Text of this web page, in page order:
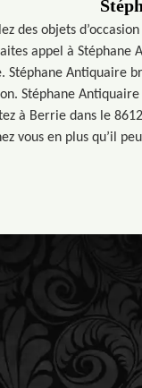
des objets
appel à
Stéphane Antiquaire
Stéphane
à Berrie dans le
vous en plus qu’il